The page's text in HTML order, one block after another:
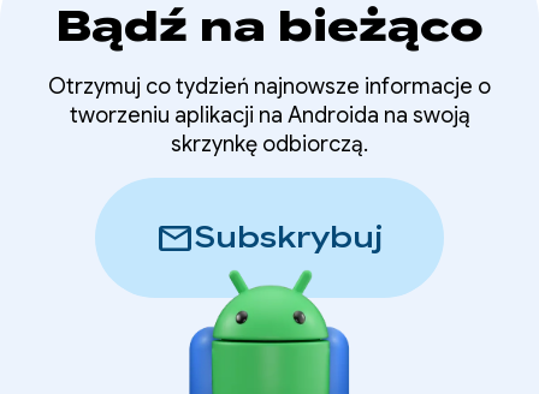
Bądź na bieżąco
Otrzymuj co tydzień najnowsze informacje o
tworzeniu aplikacji na Androida na swoją
skrzynkę odbiorczą.
mailSubskrybuj